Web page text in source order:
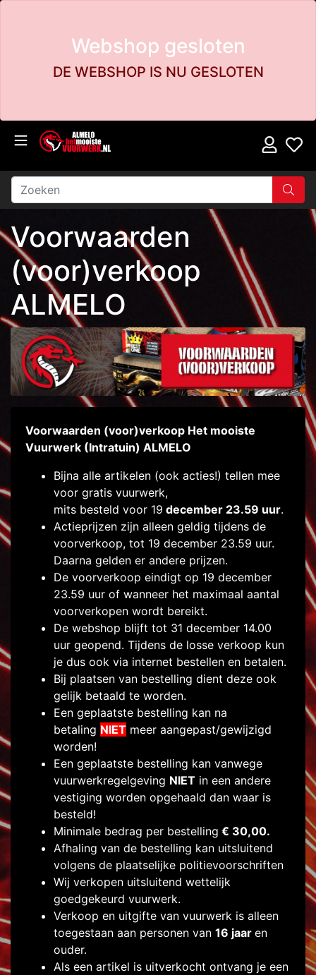
Webshop gesloten
DE WEBSHOP IS NU GESLOTEN
Voorwaarden
(voor)verkoop
ALMELO
Voorwaarden (voor)verkoop Het mooiste
Vuurwerk (Intratuin) ALMELO
Bijna alle artikelen (ook acties!) tellen mee
voor gratis vuurwerk,
mits besteld voor 19 december 23.59 uur.
Actieprijzen zijn alleen geldig tijdens de
voorverkoop, tot 19 december 23.59 uur.
Daarna gelden er andere prijzen.
De voorverkoop eindigt op 19 december
23.59 uur of wanneer het maximaal aantal
voorverkopen wordt bereikt.
De webshop blijft tot 31 december 14.00
uur geopend. Tijdens de losse verkoop kun
je dus ook via internet bestellen en betalen.
Bij plaatsen van bestelling dient deze ook
gelijk betaald te worden.
Een geplaatste bestelling kan na
betaling NIET meer aangepast/gewijzigd
worden!
Een geplaatste bestelling kan vanwege
vuurwerkregelgeving NIET in een andere
vestiging worden opgehaald dan waar is
besteld!
Minimale bedrag per bestelling € 30,00.
Afhaling van de bestelling kan uitsluitend
volgens de plaatselijke politievoorschriften
Wij verkopen uitsluitend wettelijk
goedgekeurd vuurwerk.
Verkoop en uitgifte van vuurwerk is alleen
toegestaan aan personen van 16 jaar en
ouder.
Als een artikel is uitverkocht ontvang je een